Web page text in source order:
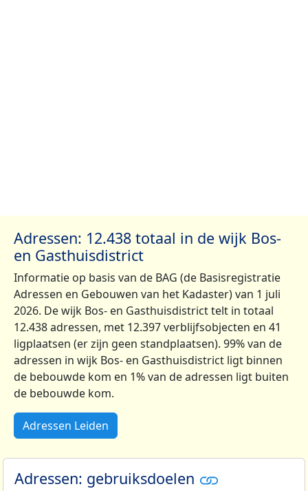
Adressen: 12.438 totaal in de wijk Bos-
en Gasthuisdistrict
Informatie op basis van de BAG (de Basisregistratie
Adressen en Gebouwen van het Kadaster) van 1 juli
2026. De wijk Bos- en Gasthuisdistrict telt in totaal
12.438 adressen, met 12.397 verblijfsobjecten en 41
ligplaatsen (er zijn geen standplaatsen). 99% van de
adressen in wijk Bos- en Gasthuisdistrict ligt binnen
de bebouwde kom en 1% van de adressen ligt buiten
de bebouwde kom.
Adressen Leiden
Adressen: gebruiksdoelen